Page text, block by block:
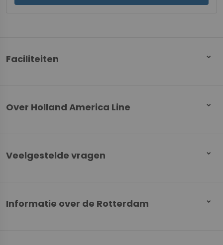
Faciliteiten
Over Holland America Line
Veelgestelde vragen
Informatie over de Rotterdam